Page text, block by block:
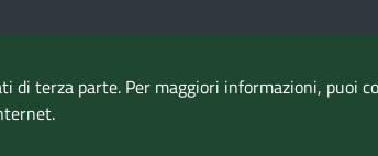
di terza parte. Per maggiori informazioni, puoi